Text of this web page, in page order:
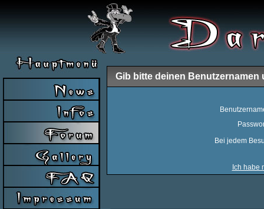
Gib bitte deinen
Bei jedem
Ich habe